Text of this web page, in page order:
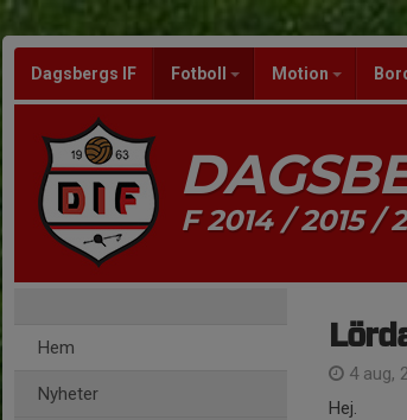
Dagsbergs IF Fotboll Motion
F 2014 / 2015 /
Hem
Nyheter
4 aug,
Hej.